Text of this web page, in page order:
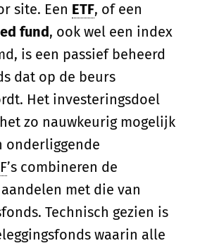
site. Een ETF, of een
fund, ook wel een index
is een passief beheerd
dat op de beurs
Het investeringsdoel
zo nauwkeurig mogelijk
onderliggende
’s combineren de
met die van
Technisch gezien is
waarin alle